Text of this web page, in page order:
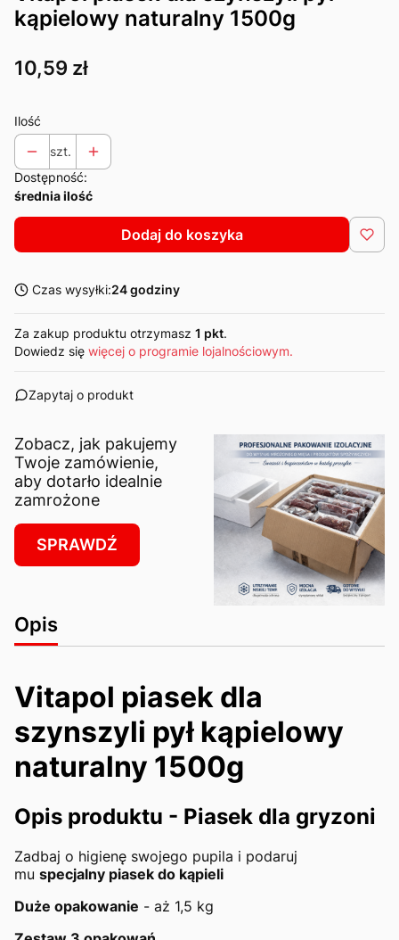
kąpielowy naturalny 1500g
Cena
10,59 zł
Ilość
szt.
Dostępność:
średnia ilość
Dodaj do koszyka
Czas wysyłki:24 godziny
Za zakup produktu otrzymasz 1 pkt.
Dowiedz się więcej o programie lojalnościowym.
Zapytaj o produkt
Zobacz, jak pakujemy
Twoje zamówienie,
aby dotarło idealnie
zamrożone
SPRAWDŹ
Opis
Vitapol piasek dla
szynszyli pył kąpielowy
naturalny 1500g
Opis produktu - Piasek dla gryzoni
Zadbaj o higienę swojego pupila i podaruj
mu specjalny piasek do kąpieli
Duże opakowanie - aż 1,5 kg